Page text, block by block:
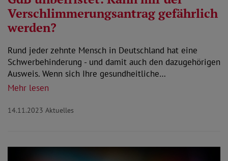
Verschlimmerungsantrag gefährlich
werden?
Rund jeder zehnte Mensch in Deutschland hat eine
Schwerbehinderung - und damit auch den dazugehörigen
Ausweis. Wenn sich Ihre gesundheitliche…
Mehr lesen
14.11.2023 Aktuelles